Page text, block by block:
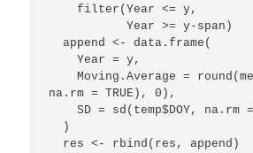
           Year >= y-span)
    Year = y,
    Moving.Average = round(mean(temp$DOY,
na.rm = TRUE), 0),
    SD = sd(temp$DOY, na.rm = TRUE)